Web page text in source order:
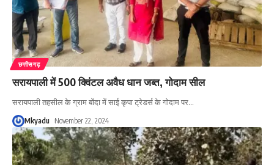
छत्तीसगढ़
सरायपाली में 500 क्विंटल अवैध धान जब्त, गोदाम सील
सरायपाली तहसील के ग्राम बोंदा में साई कृपा ट्रेडर्स के गोदाम पर…
Mkyadu November 22, 2024